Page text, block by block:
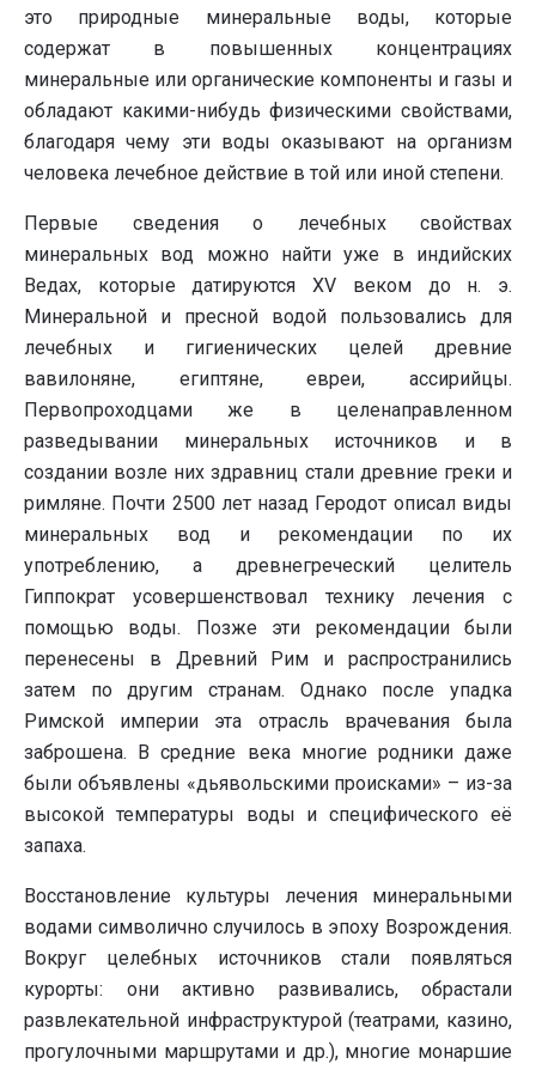
это природные минеральные воды, которые
содержат в повышенных концентрациях
минеральные или органические компоненты и газы и
обладают какими-нибудь физическими свойствами,
благодаря чему эти воды оказывают на организм
человека лечебное действие в той или иной степени.
Первые сведения о лечебных свойствах
минеральных вод можно найти уже в индийских
Ведах, которые датируются XV веком до н. э.
Минеральной и пресной водой пользовались для
лечебных и гигиенических целей древние
вавилоняне, египтяне, евреи, ассирийцы.
Первопроходцами же в целенаправленном
разведывании минеральных источников и в
создании возле них здравниц стали древние греки и
римляне. Почти 2500 лет назад Геродот описал виды
минеральных вод и рекомендации по их
употреблению, а древнегреческий целитель
Гиппократ усовершенствовал технику лечения с
помощью воды. Позже эти рекомендации были
перенесены в Древний Рим и распространились
затем по другим странам. Однако после упадка
Римской империи эта отрасль врачевания была
заброшена. В средние века многие родники даже
были объявлены «дьявольскими происками» – из-за
высокой температуры воды и специфического её
запаха.
Восстановление культуры лечения минеральными
водами символично случилось в эпоху Возрождения.
Вокруг целебных источников стали появляться
курорты: они активно развивались, обрастали
развлекательной инфраструктурой (театрами, казино,
прогулочными маршрутами и др.), многие монаршие